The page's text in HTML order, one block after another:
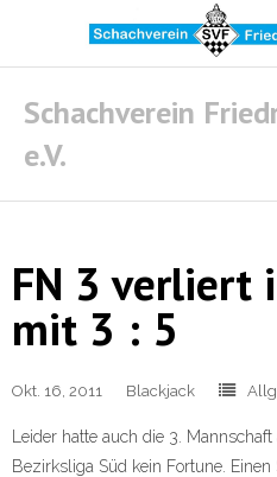
content
Schachverein
e.V.
FN 3 verliert
mit 3 : 5
Okt. 16, 2011 Blackjack
Leider hatte auch die 3.
Bezirksliga Süd kein Fortune.